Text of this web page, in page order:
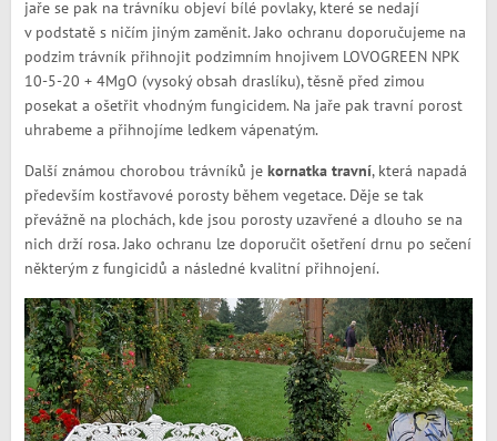
jaře se pak na trávníku objeví bílé povlaky, které se nedají
v podstatě s ničím jiným zaměnit. Jako ochranu doporučujeme na
podzim trávník přihnojit podzimním hnojivem LOVOGREEN NPK
10-5-20 + 4MgO (vysoký obsah draslíku), těsně před zimou
posekat a ošetřit vhodným fungicidem. Na jaře pak travní porost
uhrabeme a přihnojíme ledkem vápenatým.
Další známou chorobou trávníků je kornatka travní, která napadá
především kostřavové porosty během vegetace. Děje se tak
převážně na plochách, kde jsou porosty uzavřené a dlouho se na
nich drží rosa. Jako ochranu lze doporučit ošetření drnu po sečení
některým z fungicidů a následné kvalitní přihnojení.